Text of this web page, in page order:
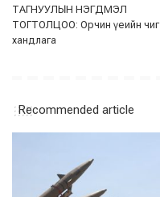
ТАГНУУЛЫН НЭГДМЭЛ
ТОГТОЛЦОО: Орчин үеийн чиг
хандлага
Recommended article